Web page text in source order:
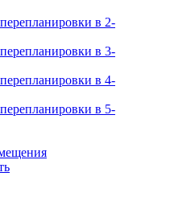
в 2-
в 3-
в 4-
в 5-